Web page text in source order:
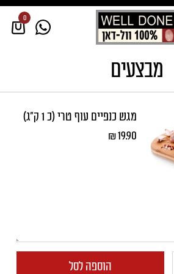
0
מבצעים
מגש כנפיים עוף טרי (כ 1 ק"ג)
₪19.90
הוספה לסל